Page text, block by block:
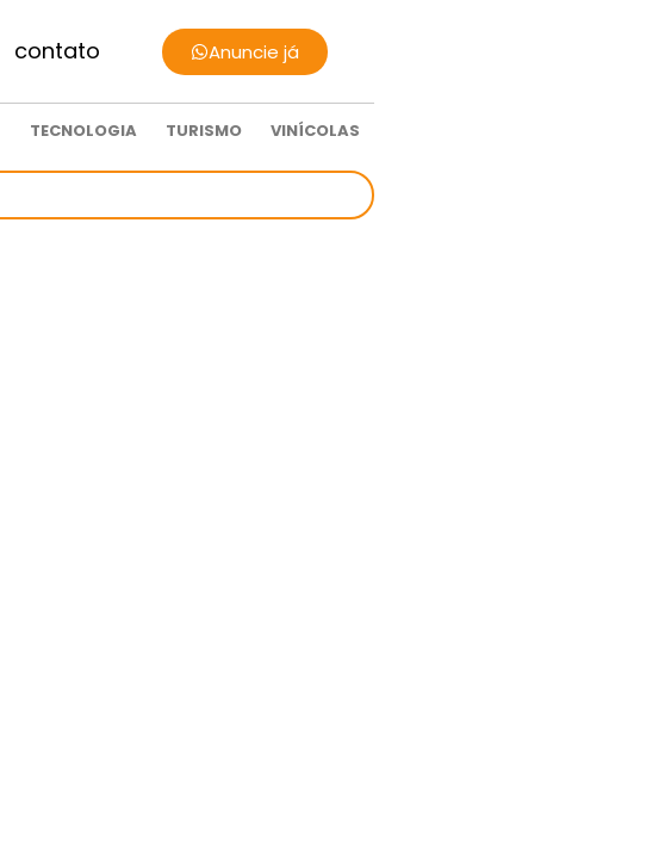
contato Anuncie já
TECNOLOGIA TURISMO VINÍCOLAS